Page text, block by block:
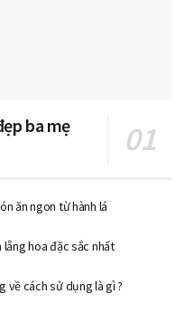
ba mẹ
ăn ngon từ hành lá
lẵng hoa đặc sắc nhất
về cách sử dụng là gì ?